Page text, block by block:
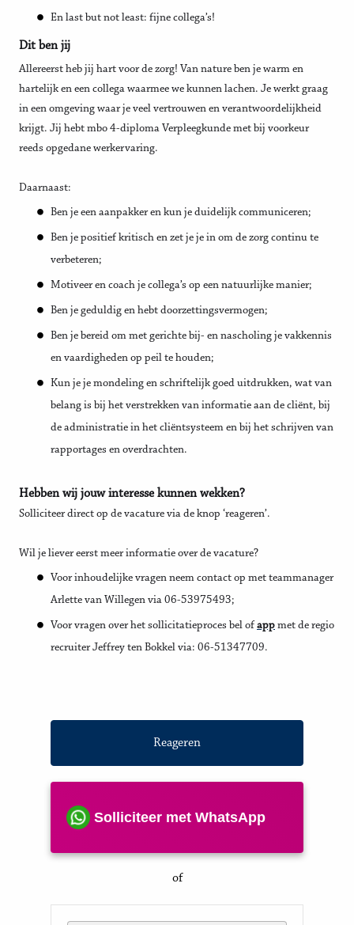
En last but not least: fijne collega’s!
Dit ben jij
Allereerst heb jij hart voor de zorg! Van nature ben je warm en
hartelijk en een collega waarmee we kunnen lachen. Je werkt graag
in een omgeving waar je veel vertrouwen en verantwoordelijkheid
krijgt. Jij hebt mbo 4-diploma Verpleegkunde met bij voorkeur
reeds opgedane werkervaring.
Daarnaast:
Ben je een aanpakker en kun je duidelijk communiceren;
Ben je positief kritisch en zet je je in om de zorg continu te
verbeteren;
Motiveer en coach je collega’s op een natuurlijke manier;
Ben je geduldig en hebt doorzettingsvermogen;
Ben je bereid om met gerichte bij- en nascholing je vakkennis
en vaardigheden op peil te houden;
Kun je je mondeling en schriftelijk goed uitdrukken, wat van
belang is bij het verstrekken van informatie aan de cliënt, bij
de administratie in het cliëntsysteem en bij het schrijven van
rapportages en overdrachten.
Hebben wij jouw interesse kunnen wekken?
Solliciteer direct op de vacature via de knop ‘reageren’.
Wil je liever eerst meer informatie over de vacature?
Voor inhoudelijke vragen neem contact op met teammanager
Arlette van Willegen via 06-53975493;
Voor vragen over het sollicitatieproces bel of app met de regio
recruiter Jeffrey ten Bokkel via: 06-51347709.
Reageren
Solliciteer met WhatsApp
of